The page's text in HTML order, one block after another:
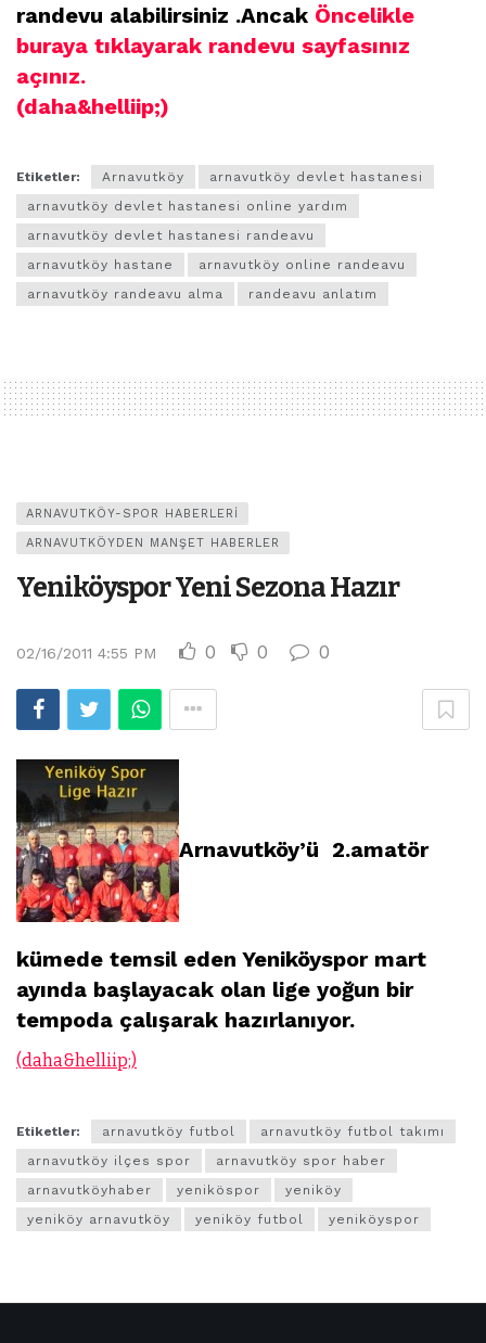
randevu alabilirsiniz .Ancak Öncelikle
buraya tıklayarak randevu sayfasınız
açınız.
(daha&helliip;)
Etiketler: Arnavutköy
arnavutköy devlet hastanesi
arnavutköy devlet hastanesi online yardım
arnavutköy devlet hastanesi randeavu
arnavutköy hastane
arnavutköy online randeavu
arnavutköy randeavu alma
randeavu anlatım
ARNAVUTKÖY-SPOR HABERLERI
ARNAVUTKÖYDEN MANŞET HABERLER
Yeniköyspor Yeni Sezona Hazır
02/16/2011 4:55 PM 0 0 0
Arnavutköy’ü 2.amatör
kümede temsil eden Yeniköyspor mart
ayında başlayacak olan lige yoğun bir
tempoda çalışarak hazırlanıyor.
(daha&helliip;)
Etiketler: arnavutköy futbol
arnavutköy futbol takımı
arnavutköy ilçes spor
arnavutköy spor haber
arnavutköyhaber
yeniköspor
yeniköy
yeniköy arnavutköy
yeniköy futbol yeniköyspor